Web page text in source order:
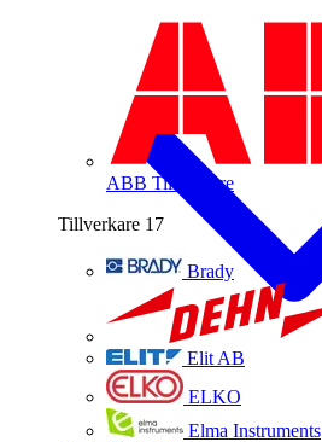
ABB Tillverkare
Tillverkare 17
Brady
Elit AB
ELKO
Elma Instruments